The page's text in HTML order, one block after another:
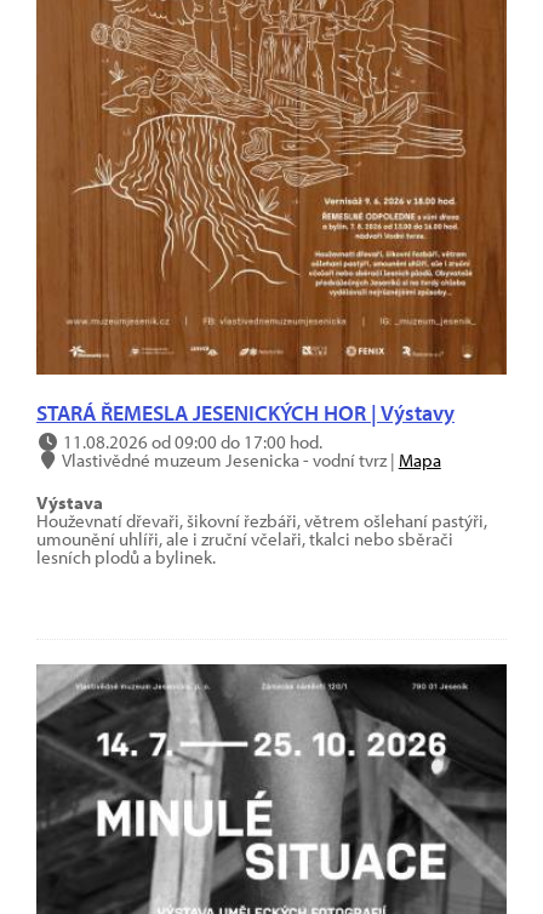
STARÁ ŘEMESLA JESENICKÝCH HOR | Výstavy
11.08.2026 od 09:00 do 17:00 hod.
Vlastivědné muzeum Jesenicka - vodní tvrz | Mapa
Výstava
Houževnatí dřevaři, šikovní řezbáři, větrem ošlehaní pastýři,
umounění uhlíři, ale i zruční včelaři, tkalci nebo sběrači
lesních plodů a bylinek.